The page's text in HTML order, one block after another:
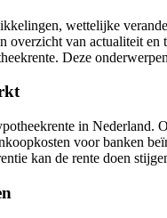
wettelijke
overzicht van actualiteit
Deze
in
voor banken
kan de rente doen